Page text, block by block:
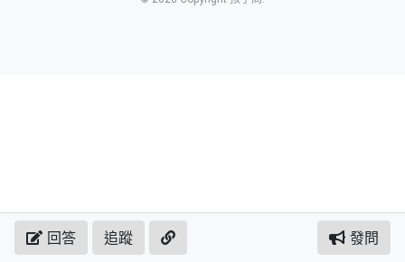
回答 追蹤 發問